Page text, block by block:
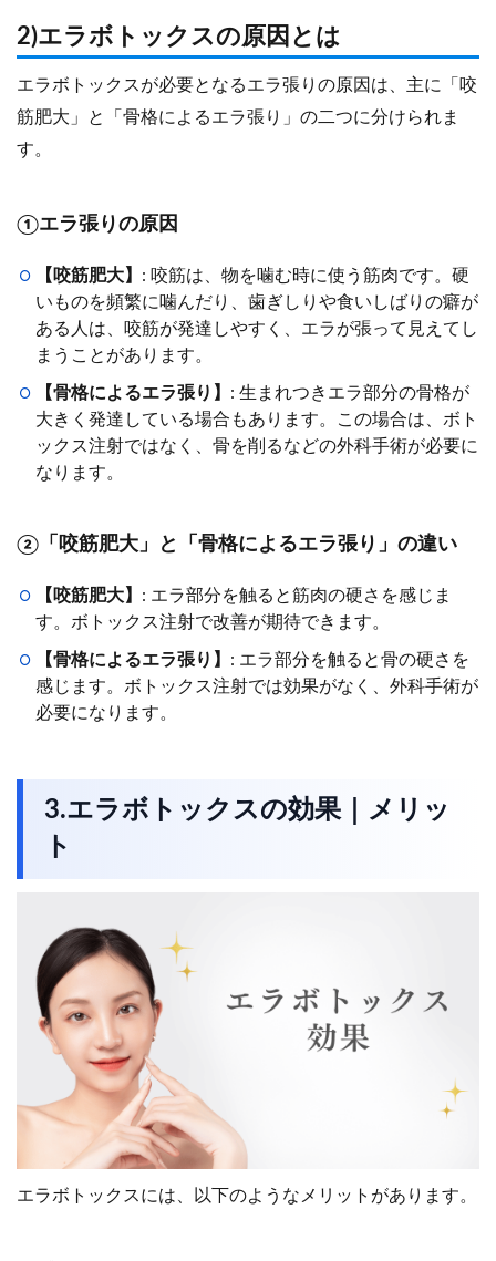
2)エラボトックスの原因とは
エラボトックスが必要となるエラ張りの原因は、主に「咬
筋肥大」と「骨格によるエラ張り」の二つに分けられま
す。
①エラ張りの原因
【咬筋肥大】 : 咬筋は、物を噛む時に使う筋肉です。硬
いものを頻繁に噛んだり、歯ぎしりや食いしばりの癖が
ある人は、咬筋が発達しやすく、エラが張って見えてし
まうことがあります。
【骨格によるエラ張り】 : 生まれつきエラ部分の骨格が
大きく発達している場合もあります。この場合は、ボト
ックス注射ではなく、骨を削るなどの外科手術が必要に
なります。
②「咬筋肥大」と「骨格によるエラ張り」の違い
【咬筋肥大】 : エラ部分を触ると筋肉の硬さを感じま
す。ボトックス注射で改善が期待できます。
【骨格によるエラ張り】 : エラ部分を触ると骨の硬さを
感じます。ボトックス注射では効果がなく、外科手術が
必要になります。
3.エラボトックスの効果｜メリッ
ト
エラボトックスには、以下のようなメリットがあります。